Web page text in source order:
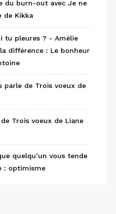
du burn-out avec Je ne
de Kikka
tu pleures ? - Amélie
différence : Le bonheur
parle de Trois voeux de
Trois voeux de Liane
quelqu’un vous tende
: optimisme